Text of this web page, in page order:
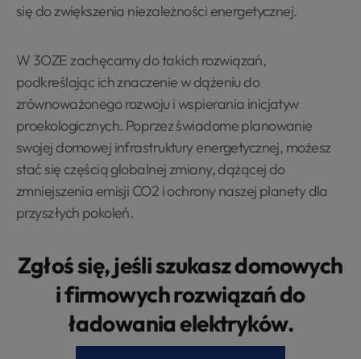
się do zwiększenia niezależności energetycznej.
W 3OZE zachęcamy do takich rozwiązań,
podkreślając ich znaczenie w dążeniu do
zrównoważonego rozwoju i wspierania inicjatyw
proekologicznych. Poprzez świadome planowanie
swojej domowej infrastruktury energetycznej, możesz
stać się częścią globalnej zmiany, dążącej do
zmniejszenia emisji CO2 i ochrony naszej planety dla
przyszłych pokoleń.
Zgłoś się, jeśli szukasz domowych
i firmowych rozwiązań do
ładowania elektryków.